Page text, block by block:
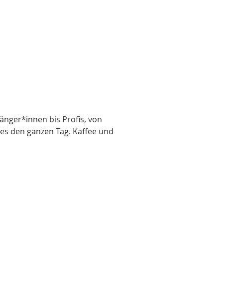
bis Profis, von
den ganzen Tag. Kaffee und